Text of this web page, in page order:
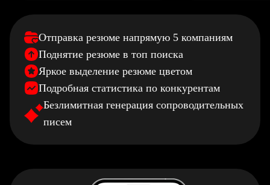
Отправка резюме напрямую 5 компаниям
Поднятие резюме в топ поиска
Яркое выделение резюме цветом
Подробная статистика по конкурентам
Безлимитная генерация сопроводительных
писем